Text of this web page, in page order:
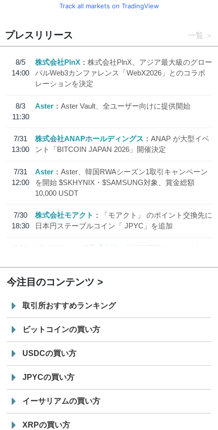
Track all markets on TradingView
プレスリリース 一覧
8/5
14:00
株式会社PlnX
株式会社PlnX、アジア最大級のグロー
バルWeb3カンファレンス「WebX2026」とのコラボ
レーションを決定
8/3
11:30
Aster Aster Vault、全ユーザー向けに提供開始
7/31
13:00
株式会社ANAPホールディングス
ANAP が大型イベ
ント「BITCOIN JAPAN 2026」開催決定
7/31
12:00
Aster
Aster、韓国RWAシーズン1取引キャンペーン
を開始 $SKHYNIX・$SAMSUNG対象、賞金総額
10,000 USDT
7/30
18:30
株式会社モアクト
「モアクト」 のポイント交換先に
日本円ステーブルコイン「 JPYC」を追加
7/29
SBI VCトレード株式会社
信託型円建てステーブル
今注目のコンテンツ
取引所おすすめランキング
ビットコインの買い方
USDCの買い方
JPYCの買い方
イーサリアムの買い方
XRPの買い方